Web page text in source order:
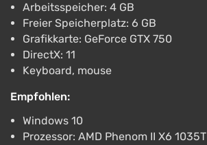
Arbeitsspeicher: 4 GB
Freier Speicherplatz: 6 GB
Grafikkarte: GeForce GTX 750
DirectX: 11
Keyboard, mouse
Empfohlen:
Windows 10
Prozessor: AMD Phenom II X6 1035T